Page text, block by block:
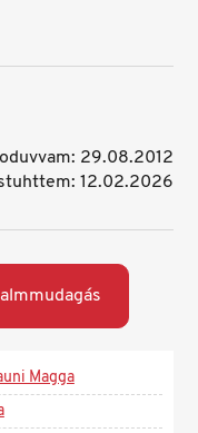
29.08.2012
12.02.2026
Magga